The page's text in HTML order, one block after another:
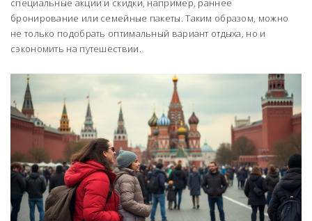
специальные акции и скидки, например, раннее
бронирование или семейные пакеты. Таким образом, можно
не только подобрать оптимальный вариант отдыха, но и
сэкономить на путешествии.